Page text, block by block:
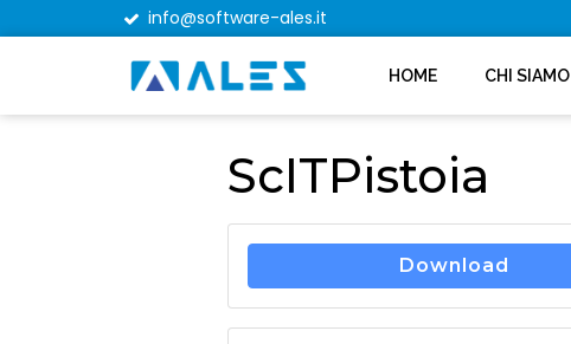
info@software-ales.it
HOME CHI SIAMO
ScITPistoia
Download